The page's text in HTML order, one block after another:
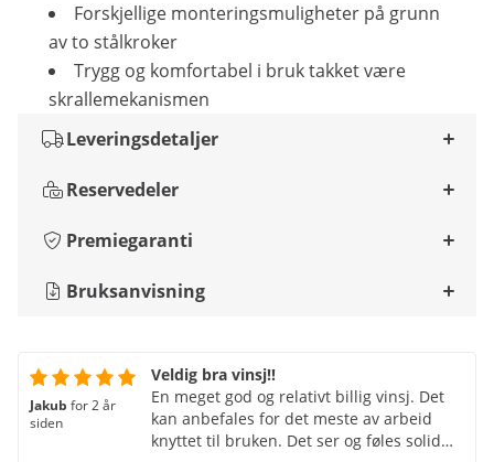
Forskjellige monteringsmuligheter på grunn
av to stålkroker
Trygg og komfortabel i bruk takket være
skrallemekanismen
Leveringsdetaljer
Reservedeler
Premiegaranti
Bruksanvisning
Jakub for 2 år
siden
Veldig bra vinsj!!
En meget god og relativt billig vinsj. Det
kan anbefales for det meste av arbeid
knyttet til bruken. Det ser og føles solid